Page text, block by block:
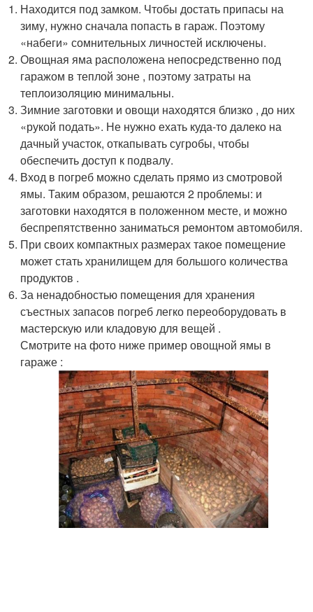
Находится под замком. Чтобы достать припасы на
зиму, нужно сначала попасть в гараж. Поэтому
«набеги» сомнительных личностей исключены.
Овощная яма расположена непосредственно под
гаражом в теплой зоне , поэтому затраты на
теплоизоляцию минимальны.
Зимние заготовки и овощи находятся близко , до них
«рукой подать». Не нужно ехать куда-то далеко на
дачный участок, откапывать сугробы, чтобы
обеспечить доступ к подвалу.
Вход в погреб можно сделать прямо из смотровой
ямы. Таким образом, решаются 2 проблемы: и
заготовки находятся в положенном месте, и можно
беспрепятственно заниматься ремонтом автомобиля.
При своих компактных размерах такое помещение
может стать хранилищем для большого количества
продуктов .
За ненадобностью помещения для хранения
съестных запасов погреб легко переоборудовать в
мастерскую или кладовую для вещей .
Смотрите на фото ниже пример овощной ямы в
гараже :